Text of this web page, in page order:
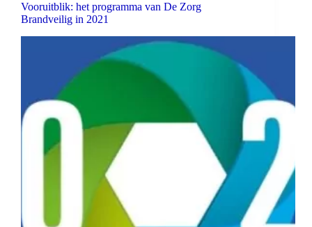
Vooruitblik: het programma van De Zorg
Brandveilig in 2021